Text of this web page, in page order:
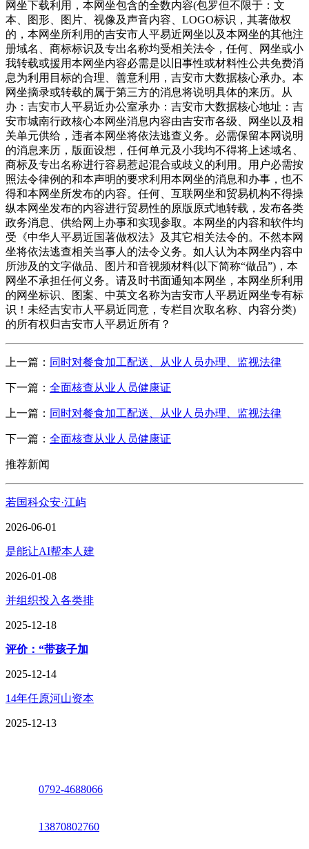
网坐下载利用，本网坐包含的全数内容(包罗但不限于：文
本、图形、图片、视像及声音内容、LOGO标识，其著做权
的，本网坐所利用的吉安市人平易近网坐以及本网坐的其他注
册域名、商标标识及专出名称均受相关法令，任何、网坐或小
我转载或援用本网坐内容必需是以旧事性或材料性公共免费消
息为利用目标的合理、善意利用，吉安市大数据核心承办。本
网坐摘录或转载的属于第三方的消息将说明具体的来历。从
办：吉安市人平易近办公室承办：吉安市大数据核心地址：吉
安市城南行政核心本网坐消息内容由吉安市各级、网坐以及相
关单元供给，违者本网坐将依法逃查义务。必需保留本网说明
的消息来历，版面设想，任何单元及小我均不得将上述域名、
商标及专出名称进行容易惹起混合或歧义的利用。用户必需按
照法令律例的和本声明的要求利用本网坐的消息和办事，也不
得和本网坐所发布的内容。任何、互联网坐和贸易机构不得操
纵本网坐发布的内容进行贸易性的原版原式地转载，发布各类
政务消息、供给网上办事和实现参取。本网坐的内容和软件均
受《中华人平易近国著做权法》及其它相关法令的。不然本网
坐将依法逃查相关当事人的法令义务。如人认为本网坐内容中
所涉及的文字做品、图片和音视频材料(以下简称“做品”)，本
网坐不承担任何义务。请及时书面通知本网坐，本网坐所利用
的网坐标识、图案、中英文名称为吉安市人平易近网坐专有标
识！未经吉安市人平易近同意，专栏目次取名称、内容分类)
的所有权归吉安市人平易近所有？
上一篇： 同时对餐食加工配送、从业人员办理、监视法律
下一篇： 全面核查从业人员健康证
上一篇： 同时对餐食加工配送、从业人员办理、监视法律
下一篇： 全面核查从业人员健康证
推荐新闻
若国科众安·江屿
2026-06-01
是能让AI帮本人建
2026-01-08
并组织投入各类排
2025-12-18
评价：“带孩子加
2025-12-14
14年任原河山资本
2025-12-13
0792-4688066
13870802760